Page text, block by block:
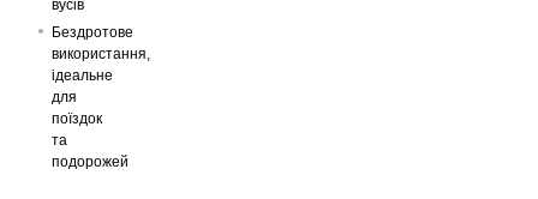
вусів
Бездротове
використання,
ідеальне
для
поїздок
та
подорожей